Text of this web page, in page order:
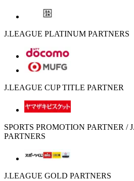
J.LEAGUE PLATINUM PARTNERS
J.LEAGUE CUP TITLE PARTNER
SPORTS PROMOTION PARTNER /
PARTNERS
J.LEAGUE GOLD PARTNERS